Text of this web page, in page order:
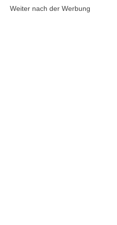
Weiter nach der Werbung